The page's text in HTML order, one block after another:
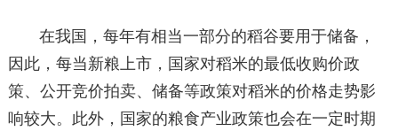
在我国，每年有相当一部分的稻谷要用于储备，
因此，每当新粮上市，国家对稻米的最低收购价政
策、公开竞价拍卖、储备等政策对稻米的价格走势影
响较大。此外，国家的粮食产业政策也会在一定时期